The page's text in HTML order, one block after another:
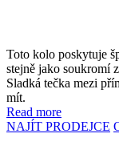
Toto kolo poskytuje
stejně jako soukromí
Sladká tečka mezi
mít.
Read more
NAJÍT PRODEJCE